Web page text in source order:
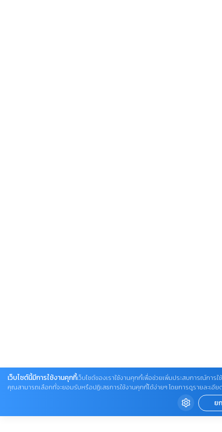
เว็บไซต์นี้มีการใช้งานคุกกี้เว็บไซต์ของเราใช้งานคุกกี้เพื่อช่วยเพิ่มประสบการณ์การใ
คุณสามารถเลือกที่จะยอมรับหรือปฏิเสธการใช้งานคุกกี้ได้ง่ายๆ โดยการดูรายละเอีย
ย